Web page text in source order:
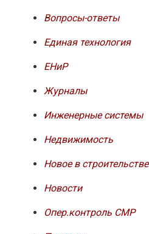
Вопросы-ответы
Единая технология
ЕНиР
Журналы
Инженерные системы
Недвижимость
Новое в строительстве
Новости
Опер.контроль СМР